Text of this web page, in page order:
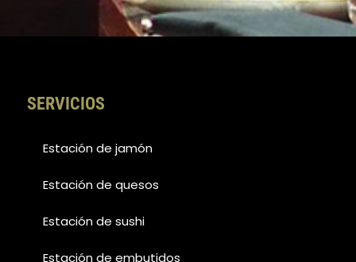
SERVICIOS
Estación de jamón
Estación de quesos
Estación de sushi
Estación de embutidos